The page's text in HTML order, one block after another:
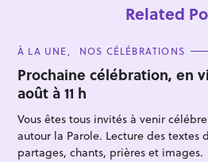
Related
C
T
E
G
O
R
I
E
S
À LA UNE NOS CÉLÉBRATIONS
Prochaine célébration, en
août à 11 h
Vous êtes tous invités à venir
autour la Parole. Lecture des textes
partages, chants, prières et images.